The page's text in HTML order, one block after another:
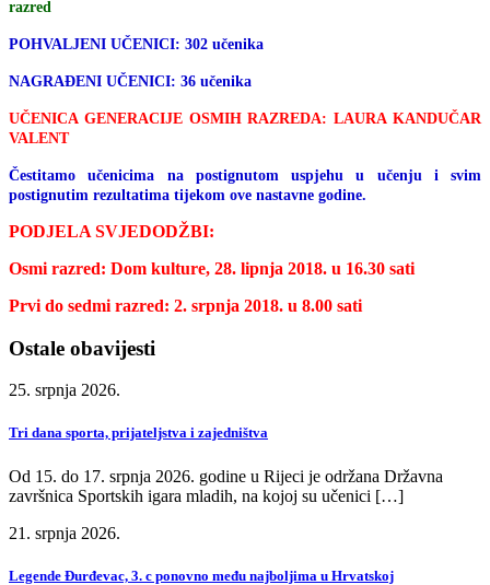
razred
POHVALJENI UČENICI: 302 učenika
NAGRAĐENI UČENICI: 36 učenika
UČENICA GENERACIJE OSMIH RAZREDA: LAURA KANDUČAR
VALENT
Čestitamo učenicima na postignutom uspjehu u učenju i svim
postignutim rezultatima tijekom ove nastavne godine.
PODJELA SVJEDODŽBI:
Osmi razred: Dom kulture, 28. lipnja 2018. u 16.30 sati
Prvi do sedmi razred: 2. srpnja 2018. u 8.00 sati
Ostale obavijesti
25. srpnja 2026.
Tri dana sporta, prijateljstva i zajedništva
Od 15. do 17. srpnja 2026. godine u Rijeci je održana Državna
završnica Sportskih igara mladih, na kojoj su učenici […]
21. srpnja 2026.
Legende Đurđevac, 3. c ponovno među najboljima u Hrvatskoj